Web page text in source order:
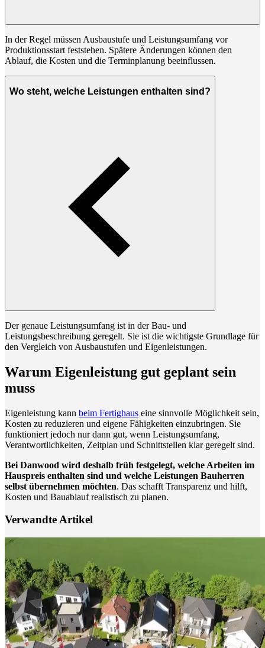
In der Regel müssen Ausbaustufe und Leistungsumfang vor
Produktionsstart feststehen. Spätere Änderungen können den
Ablauf, die Kosten und die Terminplanung beeinflussen.
Wo steht, welche Leistungen enthalten sind?
Der genaue Leistungsumfang ist in der Bau- und
Leistungsbeschreibung geregelt. Sie ist die wichtigste Grundlage für
den Vergleich von Ausbaustufen und Eigenleistungen.
Warum Eigenleistung gut geplant sein
muss
Eigenleistung kann beim Fertighaus eine sinnvolle Möglichkeit sein,
Kosten zu reduzieren und eigene Fähigkeiten einzubringen. Sie
funktioniert jedoch nur dann gut, wenn Leistungsumfang,
Verantwortlichkeiten, Zeitplan und Schnittstellen klar geregelt sind.
Bei Danwood wird deshalb früh festgelegt, welche Arbeiten im
Hauspreis enthalten sind und welche Leistungen Bauherren
selbst übernehmen möchten. Das schafft Transparenz und hilft,
Kosten und Bauablauf realistisch zu planen.
Verwandte Artikel